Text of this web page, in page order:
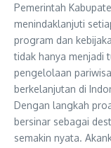
Pemerintah
menindaklanjuti
program dan
tidak hanya menjadi
pengelolaan
berkelanjutan di
Dengan langkah
bersinar sebagai
semakin nyata.